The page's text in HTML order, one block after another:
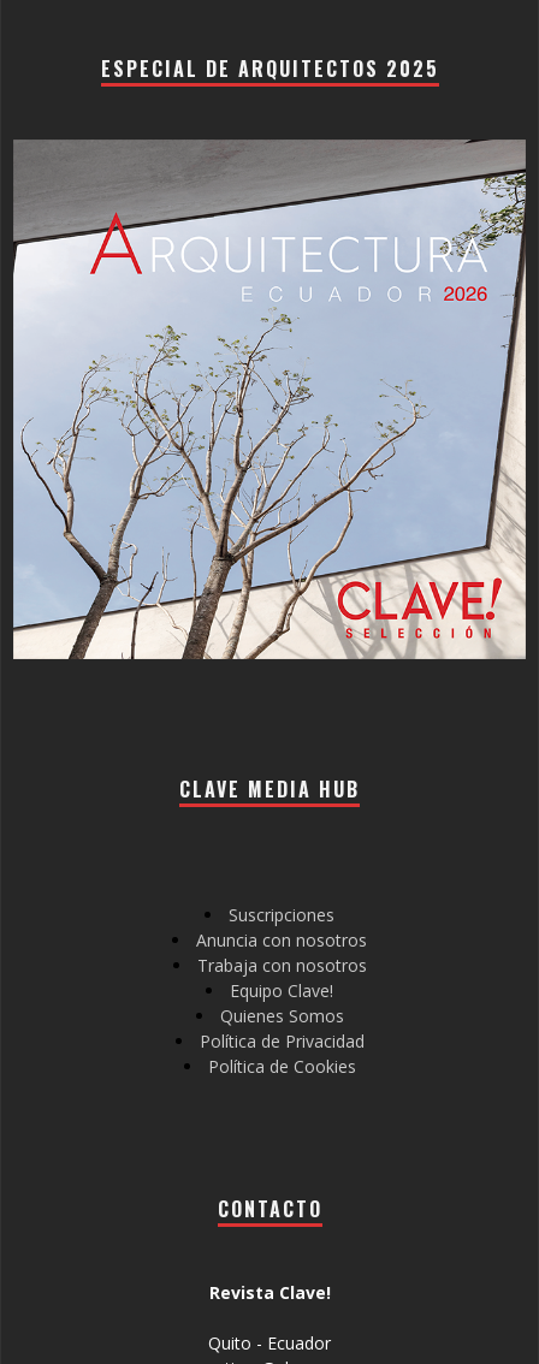
ESPECIAL DE ARQUITECTOS 2025
CLAVE MEDIA HUB
Suscripciones
Anuncia con nosotros
Trabaja con nosotros
Equipo Clave!
Quienes Somos
Política de Privacidad
Política de Cookies
CONTACTO
Revista Clave!
Quito - Ecuador